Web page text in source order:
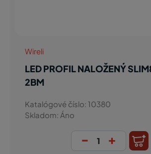
Wireli
LED PROFIL NALOŽENÝ
2BM
Katalógové číslo: 10380
Skladom: Áno
- +